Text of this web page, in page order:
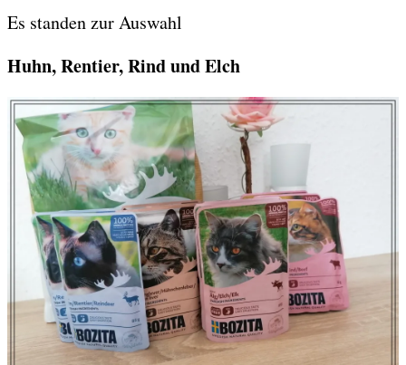
Es standen zur Auswahl
Huhn, Rentier, Rind und Elch